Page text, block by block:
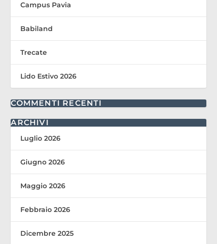
Campus Pavia
Babiland
Trecate
Lido Estivo 2026
COMMENTI RECENTI
ARCHIVI
Luglio 2026
Giugno 2026
Maggio 2026
Febbraio 2026
Dicembre 2025